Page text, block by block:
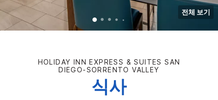
전체 보기
HOLIDAY INN EXPRESS & SUITES SAN
DIEGO-SORRENTO VALLEY
식사